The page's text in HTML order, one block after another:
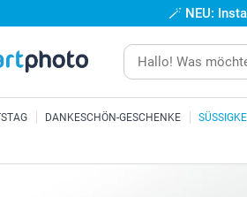
🪄 NEU:
DANKESCHÖN-GESCHENKE